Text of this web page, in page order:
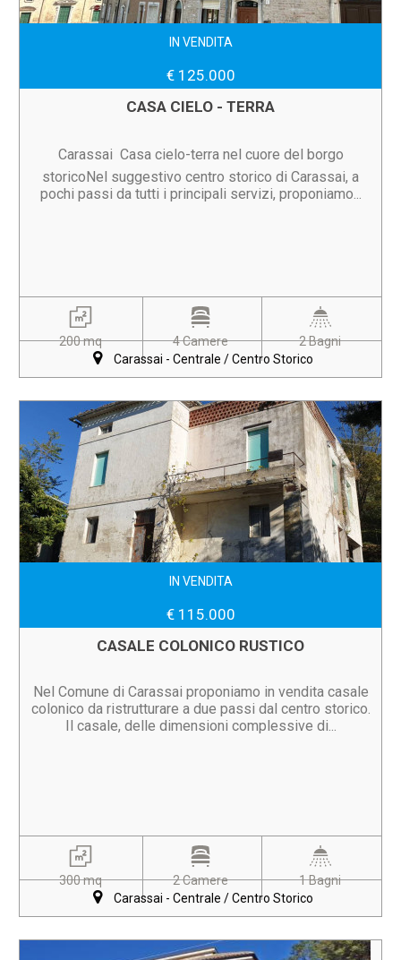
IN VENDITA
€ 125.000
CASA CIELO - TERRA
Carassai  Casa cielo-terra nel cuore del borgo
storicoNel suggestivo centro storico di Carassai, a
pochi passi da tutti i principali servizi, proponiamo...
200 mq 4 Camere
2 Bagni
Carassai - Centrale / Centro Storico
IN VENDITA
€ 115.000
CASALE COLONICO RUSTICO
Nel Comune di Carassai proponiamo in vendita casale
colonico da ristrutturare a due passi dal centro storico.
Il casale, delle dimensioni complessive di...
300 mq 2 Camere
1 Bagni
Carassai - Centrale / Centro Storico